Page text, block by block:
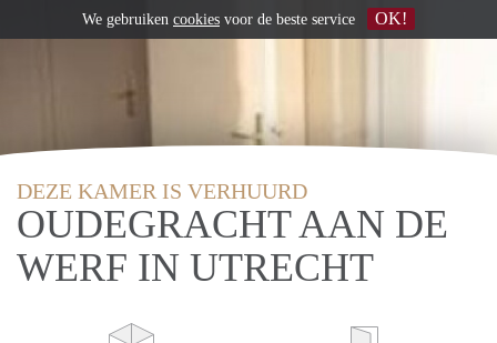
DEZE KAMER IS VERHUURD
OUDEGRACHT AAN DE
WERF IN UTRECHT
We gebruiken cookies voor de beste service OK!